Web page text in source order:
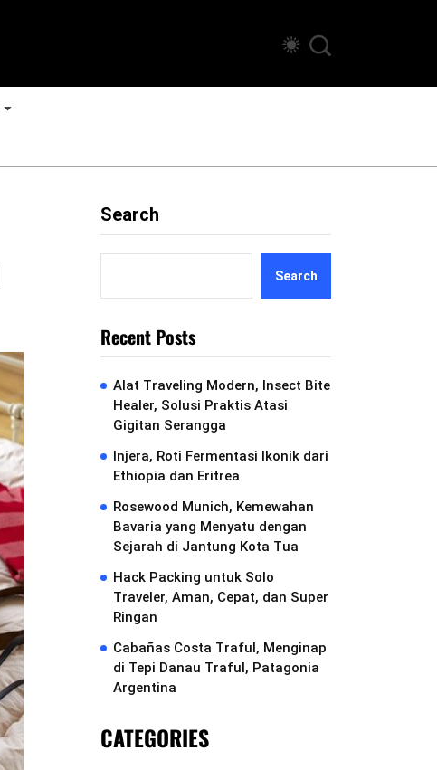
Search
Search
Recent Posts
Alat Traveling Modern, Insect Bite
Healer, Solusi Praktis Atasi
Gigitan Serangga
Injera, Roti Fermentasi Ikonik dari
Ethiopia dan Eritrea
Rosewood Munich, Kemewahan
Bavaria yang Menyatu dengan
Sejarah di Jantung Kota Tua
Hack Packing untuk Solo
Traveler, Aman, Cepat, dan Super
Ringan
Cabañas Costa Traful, Menginap
di Tepi Danau Traful, Patagonia
Argentina
CATEGORIES